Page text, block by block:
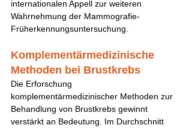
internationalen Appell zur weiteren
Wahrnehmung der Mammografie-
Früherkennungsuntersuchung.
Komplementärmedizinische
Methoden bei Brustkrebs
Die Erforschung
komplementärmedizinischer Methoden zur
Behandlung von Brustkrebs gewinnt
verstärkt an Bedeutung. Im Durchschnitt